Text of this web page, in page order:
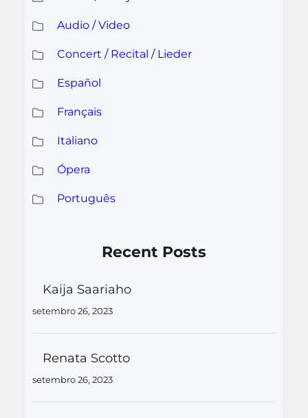
Audio / Video
Concert / Recital / Lieder
Español
Français
Italiano
Ópera
Português
Recent Posts
Kaija Saariaho
setembro 26, 2023
Renata Scotto
setembro 26, 2023